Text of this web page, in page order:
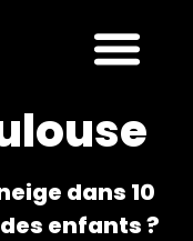
dans 10
enfants ?